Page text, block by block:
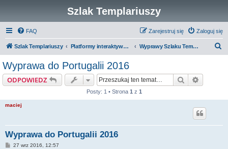
Szlak Templariuszy
FAQ Zaloguj się
Zarejestruj się
Szlak Templariuszy Platformy interaktywne Szlaku Templariuszy Wyprawy Szlaku Templariuszy - dawne
Wyprawa do Portugalii 2016
ODPOWIEDZ Szukaj
Posty: 1 • Strona 1 z 1
maciej
Wyprawa do Portugalii 2016
P27 wrz 2016, 12:57